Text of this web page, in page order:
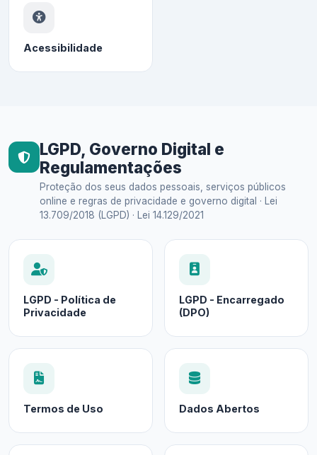
Acessibilidade
LGPD, Governo Digital e
Regulamentações
Proteção dos seus dados pessoais, serviços públicos
online e regras de privacidade e governo digital · Lei
13.709/2018 (LGPD) · Lei 14.129/2021
LGPD - Política de
Privacidade
LGPD - Encarregado
(DPO)
Termos de Uso Dados Abertos